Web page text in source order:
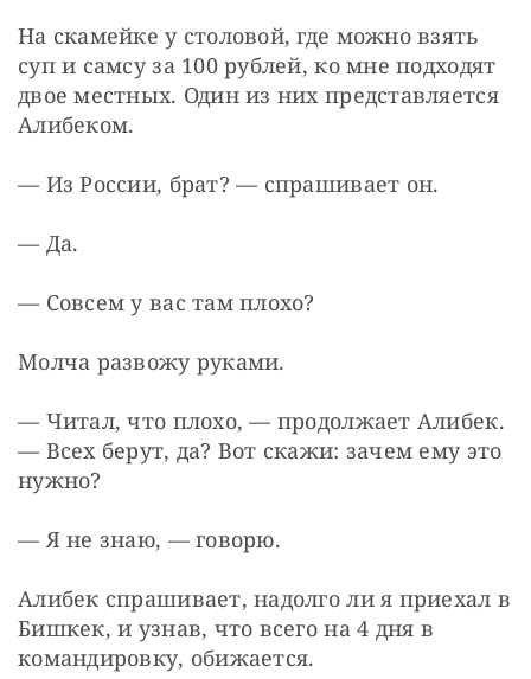
На скамейке у столовой, где можно взять
суп и самсу за 100 рублей, ко мне подходят
двое местных. Один из них представляется
Алибеком.
— Из России, брат? — спрашивает он.
— Да.
— Совсем у вас там плохо?
Молча развожу руками.
— Читал, что плохо, — продолжает Алибек.
— Всех берут, да? Вот скажи: зачем ему это
нужно?
— Я не знаю, — говорю.
Алибек спрашивает, надолго ли я приехал в
Бишкек, и узнав, что всего на 4 дня в
командировку, обижается.